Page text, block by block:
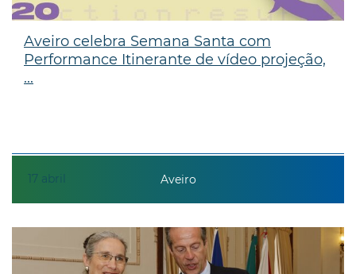
17 abril
Aveiro celebra Semana Santa com
Performance Itinerante de vídeo projeção,
...
Aveiro